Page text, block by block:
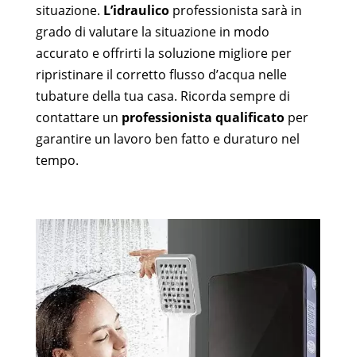
situazione. L’idraulico professionista sarà in
grado di valutare la situazione in modo
accurato e offrirti la soluzione migliore per
ripristinare il corretto flusso d’acqua nelle
tubature della tua casa. Ricorda sempre di
contattare un professionista qualificato per
garantire un lavoro ben fatto e duraturo nel
tempo.